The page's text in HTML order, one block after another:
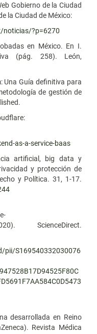
Gobierno de la Ciudad
la Ciudad de México:
noticias/?p=6270
en México. En I.
(pág. 258). León,
Una Guía definitiva para
de gestión de
as-a-service-baas
artificial, big data y
y protección de
y Política. 31, 1-17.
ScienceDirect.
pii/S169540332030076
desarrollada en Reino
Revista Médica